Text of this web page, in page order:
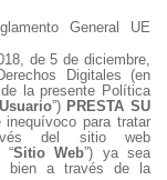
General UE
de 5 de diciembre,
Digitales (en
la presente Política
”) PRESTA SU
para tratar
del sitio web
“Sitio Web”) ya sea
bien a través de la